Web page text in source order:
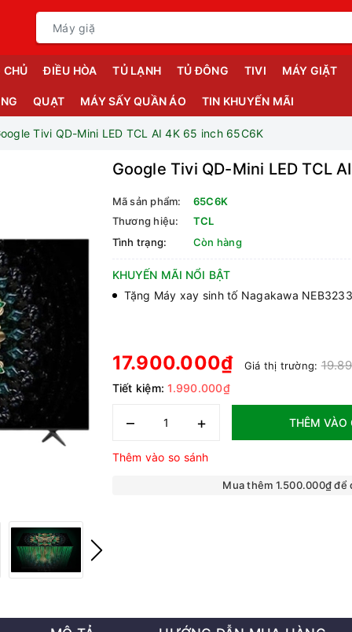
CHỦ ĐIỀU HÒA TỦ LẠNH TỦ ĐÔNG TIVI MÁY GIẶT
QUẠT MÁY SẤY QUẦN ÁO TIN KHUYẾN MÃI
Tivi QD-Mini LED TCL AI 4K 65 inch 65C6K
Google Tivi QD-Mini LED TCL
Mã sản phẩm:
65C6K
Thương hiệu:
TCL
Tình trạng:
Còn hàng
KHUYẾN MÃI NỔI BẬT
Tặng Máy xay sinh tố Nagakawa
17.900.000₫ Giá thị trường:
Tiết kiệm:1.990.000₫
– + THÊM VÀO
Thêm vào so sánh
Mua thêm 1.500.000₫